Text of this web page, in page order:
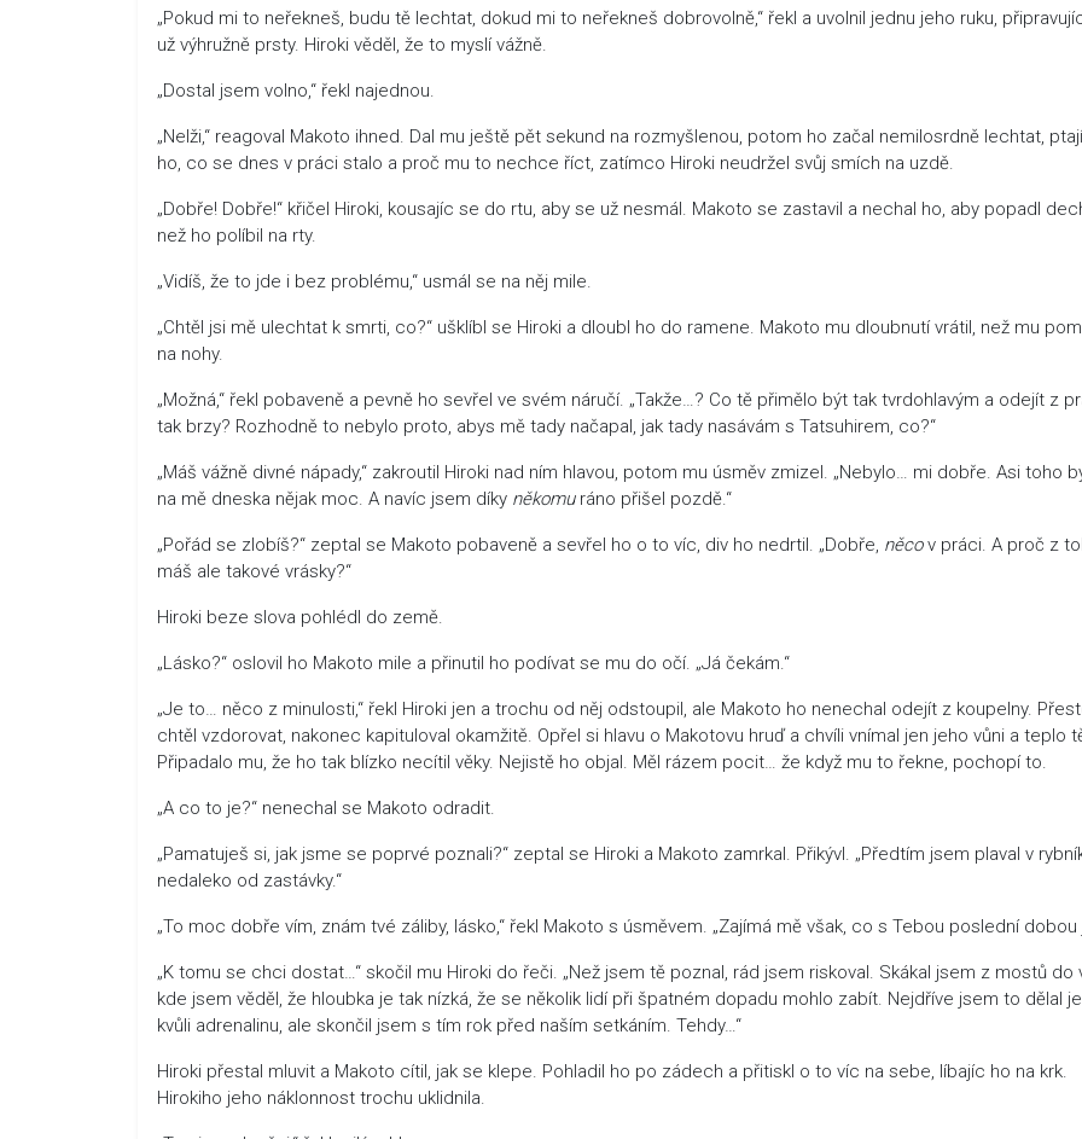
„Pokud mi to neřekneš, budu tě lechtat, dokud mi to neřekneš dobrovolně,“ řekl a uvolnil jednu jeho ruku,
už výhružně prsty. Hiroki věděl, že to myslí vážně.
„Dostal jsem volno,“ řekl najednou.
„Nelži,“ reagoval Makoto ihned. Dal mu ještě pět sekund na rozmyšlenou, potom ho začal nemilosrdně lechtat,
ho, co se dnes v práci stalo a proč mu to nechce říct, zatímco Hiroki neudržel svůj smích na uzdě.
„Dobře! Dobře!“ křičel Hiroki, kousajíc se do rtu, aby se už nesmál. Makoto se zastavil a nechal ho, aby popadl
než ho políbil na rty.
„Vidíš, že to jde i bez problému,“ usmál se na něj mile.
„Chtěl jsi mě ulechtat k smrti, co?“ ušklíbl se Hiroki a dloubl ho do ramene. Makoto mu dloubnutí vrátil, než mu
na nohy.
„Možná,“ řekl pobaveně a pevně ho sevřel ve svém náručí. „Takže…? Co tě přimělo být tak tvrdohlavým a odejít z
tak brzy? Rozhodně to nebylo proto, abys mě tady načapal, jak tady nasávám s Tatsuhirem, co?“
„Máš vážně divné nápady,“ zakroutil Hiroki nad ním hlavou, potom mu úsměv zmizel. „Nebylo… mi dobře. Asi toho
na mě dneska nějak moc. A navíc jsem díky někomuráno přišel pozdě.“
„Pořád se zlobíš?“ zeptal se Makoto pobaveně a sevřel ho o to víc, div ho nedrtil. „Dobře, něcov práci. A proč z
máš ale takové vrásky?“
Hiroki beze slova pohlédl do země.
„Lásko?“ oslovil ho Makoto mile a přinutil ho podívat se mu do očí. „Já čekám.“
„Je to… něco z minulosti,“ řekl Hiroki jen a trochu od něj odstoupil, ale Makoto ho nenechal odejít z koupelny.
chtěl vzdorovat, nakonec kapituloval okamžitě. Opřel si hlavu o Makotovu hruď a chvíli vnímal jen jeho vůni a teplo
Připadalo mu, že ho tak blízko necítil věky. Nejistě ho objal. Měl rázem pocit… že když mu to řekne, pochopí to.
„A co to je?“ nenechal se Makoto odradit.
„Pamatuješ si, jak jsme se poprvé poznali?“ zeptal se Hiroki a Makoto zamrkal. Přikývl. „Předtím jsem plaval v
nedaleko od zastávky.“
„To moc dobře vím, znám tvé záliby, lásko,“ řekl Makoto s úsměvem. „Zajímá mě však, co s Tebou poslední dobou
„K tomu se chci dostat…“ skočil mu Hiroki do řeči. „Než jsem tě poznal, rád jsem riskoval. Skákal jsem z mostů do
kde jsem věděl, že hloubka je tak nízká, že se několik lidí při špatném dopadu mohlo zabít. Nejdříve jsem to dělal
kvůli adrenalinu, ale skončil jsem s tím rok před naším setkáním. Tehdy…“
Hiroki přestal mluvit a Makoto cítil, jak se klepe. Pohladil ho po zádech a přitiskl o to víc na sebe, líbajíc ho na krk.
Hirokiho jeho náklonnost trochu uklidnila.